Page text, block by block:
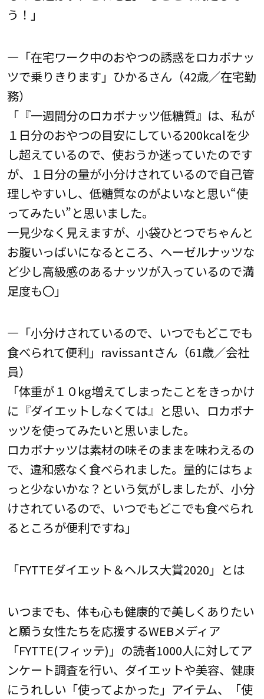
う！」
―「在宅ワーク中のおやつの誘惑をロカボナッ
ツで乗りきります」ひかるさん（42歳／在宅勤
務）
「『一週間分のロカボナッツ低糖質』は、私が
１日分のおやつの目安にしている200kcalを少
し超えているので、使おうか迷っていたのです
が、１日分の量が小分けされているので自己管
理しやすいし、低糖質なのがよいなと思い“使
ってみたい”と思いました。
一見少なく見えますが、小袋ひとつでちゃんと
お腹いっぱいになるところ、ヘーゼルナッツな
ど少し高級感のあるナッツが入っているので満
足度も〇」
―「小分けされているので、いつでもどこでも
食べられて便利」ravissantさん（61歳／会社
員）
「体重が１０kg増えてしまったことをきっかけ
に『ダイエットしなくては』と思い、ロカボナ
ッツを使ってみたいと思いました。
ロカボナッツは素材の味そのままを味わえるの
で、違和感なく食べられました。量的にはちょ
っと少ないかな？という気がしましたが、小分
けされているので、いつでもどこでも食べられ
るところが便利ですね」
「FYTTEダイエット＆ヘルス大賞2020」とは
いつまでも、体も心も健康的で美しくありたい
と願う女性たちを応援するWEBメディア
「FYTTE(フィッテ)」の読者1000人に対してア
ンケート調査を行い、ダイエットや美容、健康
にうれしい「使ってよかった」アイテム、「使